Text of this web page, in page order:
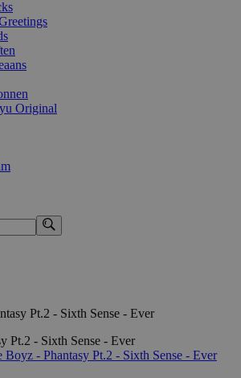
Original
Pt.2 - Sixth Sense - Ever